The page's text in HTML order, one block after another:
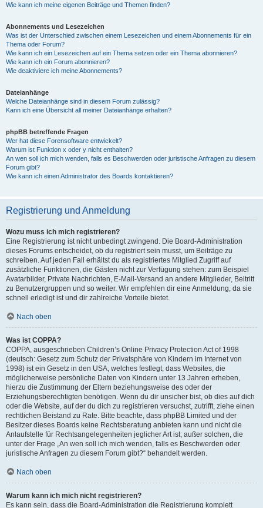
Wie kann ich meine eigenen Beiträge und Themen finden?
Abonnements und Lesezeichen
Was ist der Unterschied zwischen einem Lesezeichen und einem Abonnements für ein
Thema oder Forum?
Wie kann ich ein Lesezeichen auf ein Thema setzen oder ein Thema abonnieren?
Wie kann ich ein Forum abonnieren?
Wie deaktiviere ich meine Abonnements?
Dateianhänge
Welche Dateianhänge sind in diesem Forum zulässig?
Kann ich eine Übersicht all meiner Dateianhänge erhalten?
phpBB betreffende Fragen
Wer hat diese Forensoftware entwickelt?
Warum ist Funktion x oder y nicht enthalten?
An wen soll ich mich wenden, falls es Beschwerden oder juristische Anfragen zu diesem
Forum gibt?
Wie kann ich einen Administrator des Boards kontaktieren?
Registrierung und Anmeldung
Wozu muss ich mich registrieren?
Eine Registrierung ist nicht unbedingt zwingend. Die Board-Administration
dieses Forums entscheidet, ob du registriert sein musst, um Beiträge zu
schreiben. Auf jeden Fall erhältst du als registriertes Mitglied Zugriff auf
zusätzliche Funktionen, die Gästen nicht zur Verfügung stehen: zum Beispiel
Avatarbilder, Private Nachrichten, E-Mail-Versand an andere Mitglieder, Beitritt
zu Benutzergruppen und so weiter. Wir empfehlen dir eine Anmeldung, da sie
schnell erledigt ist und dir zahlreiche Vorteile bietet.
Nach oben
Was ist COPPA?
COPPA, ausgeschrieben Children’s Online Privacy Protection Act of 1998
(deutsch: Gesetz zum Schutz der Privatsphäre von Kindern im Internet von
1998) ist ein Gesetz in den USA, welches festlegt, dass Websites, die
möglicherweise persönliche Daten von Kindern unter 13 Jahren erheben,
hierzu die Zustimmung der Eltern beziehungsweise des oder der
Erziehungsberechtigten benötigen. Wenn du dir unsicher bist, ob dies auf dich
oder die Website, auf der du dich zu registrieren versuchst, zutrifft, ziehe einen
rechtlichen Beistand zu Rate. Bitte beachte, dass phpBB Limited und der
Besitzer dieses Boards keine Rechtsberatung anbieten kann und nicht die
Anlaufstelle für Rechtsangelegenheiten jeglicher Art ist; außer solchen, die
unter der Frage „An wen soll ich mich wenden, falls es Beschwerden oder
juristische Anfragen zu diesem Forum gibt?“ behandelt werden.
Nach oben
Warum kann ich mich nicht registrieren?
Es kann sein, dass die Board-Administration die Registrierung komplett